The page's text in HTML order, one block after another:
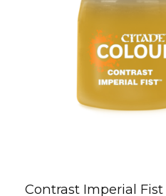
Contrast Imperial Fist